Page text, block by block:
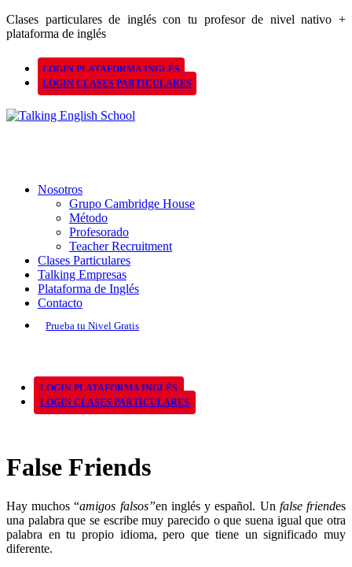
Clases particulares de inglés con tu profesor de nivel nativo +
plataforma de inglés
LOGIN PLATAFORMA INGLÉS
LOGIN CLASES PARTICULARES
Nosotros
Grupo Cambridge House
Método
Profesorado
Teacher Recruitment
Clases Particulares
Talking Empresas
Plataforma de Inglés
Contacto
Prueba tu Nivel Gratis
LOGIN PLATAFORMA INGLÉS
LOGIN CLASES PARTICULARES
False Friends
Hay muchos “amigos falsos”en inglés y español. Un false friendes
una palabra que se escribe muy parecido o que suena igual que otra
palabra en tu propio idioma, pero que tiene un significado muy
diferente.